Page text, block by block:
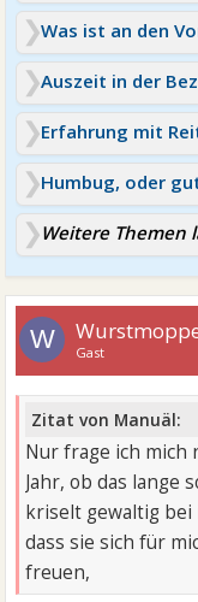
Was ist an den
Auszeit in der
Erfahrung mit
Weitere Themen
W Gast
Zitat von Manuäl:
Nur frage ich mich
Jahr, ob das lange
kriselt gewaltig bei
dass sie sich für
freuen,